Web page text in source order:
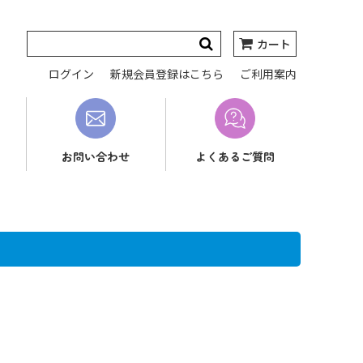
カート
ログイン
新規会員登録はこちら ご利用案内
お問い合わせ よくあるご質問